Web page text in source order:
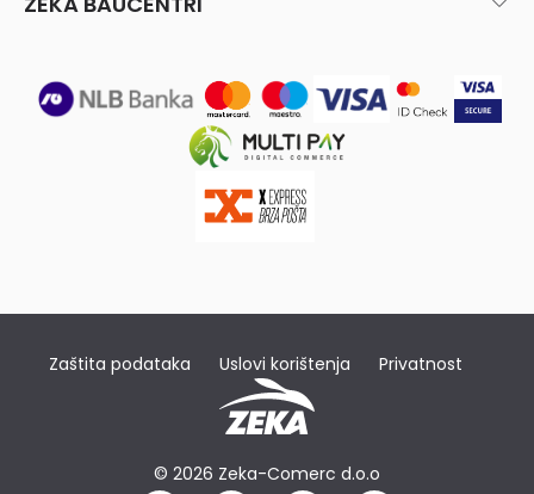
Zaštita podataka Uslovi korištenja Privatnost
© 2026 Zeka-Comerc d.o.o